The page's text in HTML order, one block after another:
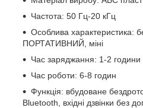
Частота: 50 Гц-20 кГц
Особлива характеристика:
ПОРТАТИВНИЙ, міні
Час заряджання: 1-2 години
Час роботи: 6-8 годин
Функція: вбудоване
Bluetooth, вхідні дзвінки без